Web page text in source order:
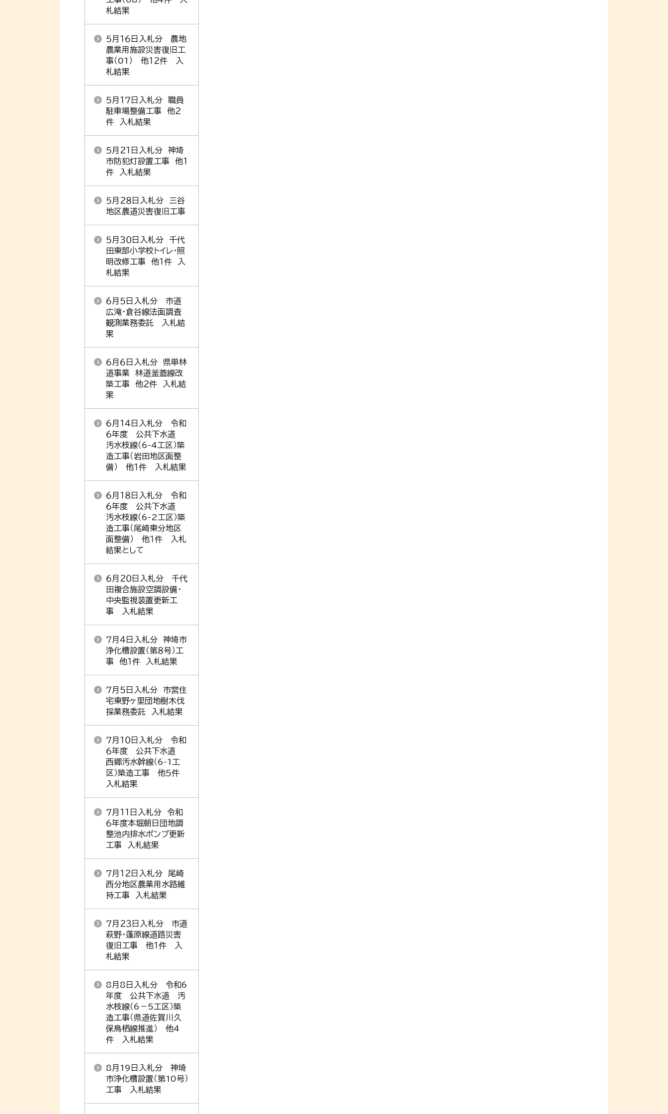
札結果
５月１６日入札分 農地
農業用施設災害復旧工
事（01） 他１２件 入
札結果
５月１７日入札分 職員
駐車場整備工事 他２
件 入札結果
５月２１日入札分 神埼
市防犯灯設置工事 他１
件 入札結果
５月２８日入札分 三谷
地区農道災害復旧工事
５月３０日入札分 千代
田東部小学校トイレ・照
明改修工事 他１件 入
札結果
６月５日入札分 市道
広滝・倉谷線法面調査
観測業務委託 入札結
果
６月６日入札分 県単林
道事業 林道釜蓋線改
築工事 他２件 入札結
果
６月１４日入札分 令和
６年度 公共下水道
汚水枝線（6-4工区）築
造工事（岩田地区面整
備） 他１件 入札結果
６月１８日入札分 令和
６年度 公共下水道
汚水枝線（6-2工区）築
造工事（尾崎東分地区
面整備） 他１件 入札
結果として
６月２０日入札分 千代
田複合施設空調設備・
中央監視装置更新工
事 入札結果
７月４日入札分 神埼市
浄化槽設置（第８号）工
事 他１件 入札結果
７月５日入札分 市営住
宅東野ヶ里団地樹木伐
採業務委託 入札結果
７月１０日入札分 令和
６年度 公共下水道
西郷汚水幹線（6-1工
区）築造工事 他５件
入札結果
７月１１日入札分 令和
６年度本堀朝日団地調
整池内排水ポンプ更新
工事 入札結果
７月１２日入札分 尾崎
西分地区農業用水路維
持工事 入札結果
７月２３日入札分 市道
萩野・蓬原線道路災害
復旧工事 他１件 入
札結果
8月8日入札分 令和6
年度 公共下水道 汚
水枝線（6－5工区）築
造工事（県道佐賀川久
保鳥栖線推進） 他4
件 入札結果
8月19日入札分 神埼
市浄化槽設置（第10号）
工事 入札結果